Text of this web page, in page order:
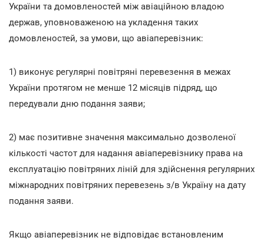
України та домовленостей між авіаційною владою
держав, уповноваженою на укладення таких
домовленостей, за умови, що авіаперевізник:
1) виконує регулярні повітряні перевезення в межах
України протягом не менше 12 місяців підряд, що
передували дню подання заяви;
2) має позитивне значення максимально дозволеної
кількості частот для надання авіаперевізнику права на
експлуатацію повітряних ліній для здійснення регулярних
міжнародних повітряних перевезень з/в Україну на дату
подання заяви.
Якщо авіаперевізник не відповідає встановленим